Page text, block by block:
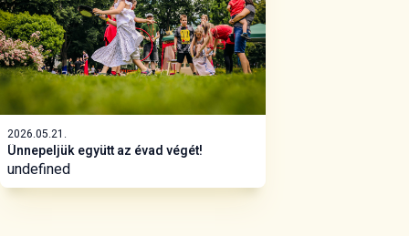
2026.05.21.
Ünnepeljük együtt az évad végét!
undefined